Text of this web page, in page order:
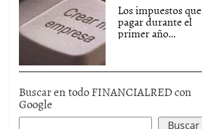
Los impuestos que
pagar durante el
primer año...
Buscar en todo FINANCIALRED con
Google